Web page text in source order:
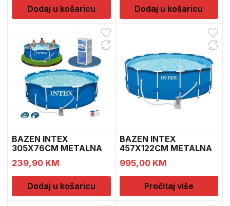
Dodaj u košaricu Dodaj u košaricu
BAZEN INTEX
305X76CM METALNA
KONSTRUKCIJA
239,90 KM
Dodaj u košaricu
BAZEN INTEX
457X122CM METALNA
KONSTRUKCIJA
995,00 KM
Pročitaj više